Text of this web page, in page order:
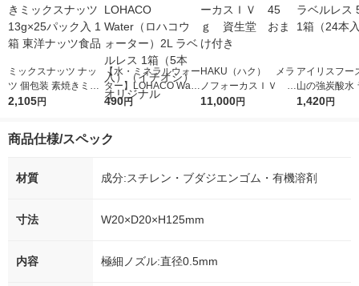
ミックスナッツ ナッ
ツ 個包装 素焼きミッ
クスナッツ 13g×25パ
2,105円
【水・ミネラルウォー
ター】LOHACO Wate
r（ロハコウォータ
シ） オリジナル
490円
HAKU（ハク） メラ
ノフォーカスＩＶ 4
5ｇ 資生堂 おまけ
11,000円
アイリスフー
山の強炭酸水
レス 500ml 1
1,420円
商品仕様/スペック
材質 成分:スチレン・ブダジエンゴム・有機溶剤
寸法 W20×D20×H125mm
内容 極細ノズル:直径0.5mm